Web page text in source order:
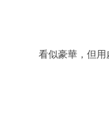
看似豪華，但用